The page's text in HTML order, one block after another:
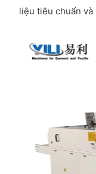
liệu tiêu chuẩn